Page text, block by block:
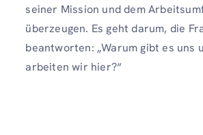
seiner Mission und dem
überzeugen. Es geht darum, die
beantworten: „Warum gibt es uns
arbeiten wir hier?“